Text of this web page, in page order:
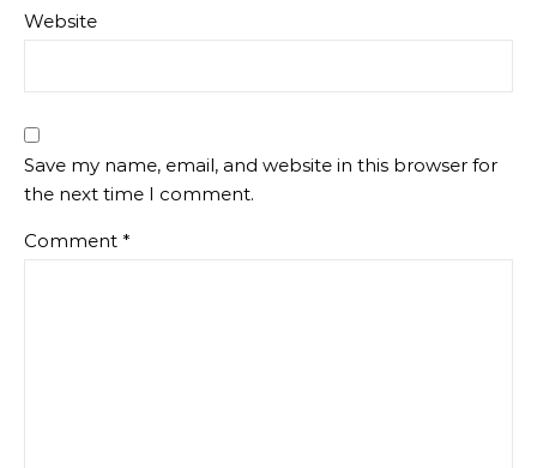
Website
Save my name, email, and website in this browser for
the next time I comment.
Comment *